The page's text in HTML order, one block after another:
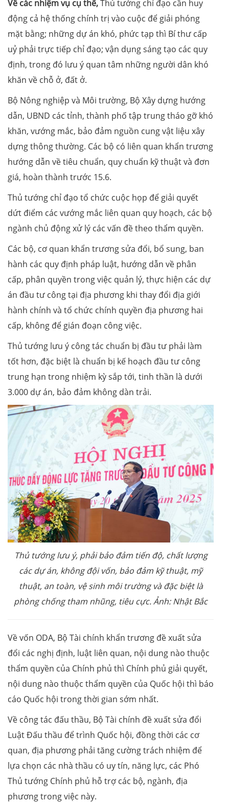
Về các nhiệm vụ cụ thể,Thủ tướng chỉ đạo cần huy
động cả hệ thống chính trị vào cuộc để giải phóng
mặt bằng; những dự án khó, phức tạp thì Bí thư cấp
uỷ phải trực tiếp chỉ đạo; vận dụng sáng tạo các quy
định, trong đó lưu ý quan tâm những người dân khó
khăn về chỗ ở, đất ở.
Bộ Nông nghiệp và Môi trường, Bộ Xây dựng hướng
dẫn, UBND các tỉnh, thành phố tập trung tháo gỡ khó
khăn, vướng mắc, bảo đảm nguồn cung vật liệu xây
dựng thông thường. Các bộ có liên quan khẩn trương
hướng dẫn về tiêu chuẩn, quy chuẩn kỹ thuật và đơn
giá, hoàn thành trước 15.6.
Thủ tướng chỉ đạo tổ chức cuộc họp để giải quyết
dứt điểm các vướng mắc liên quan quy hoạch, các bộ
ngành chủ động xử lý các vấn đề theo thẩm quyền.
Các bộ, cơ quan khẩn trương sửa đổi, bổ sung, ban
hành các quy định pháp luật, hướng dẫn về phân
cấp, phân quyền trong việc quản lý, thực hiện các dự
án đầu tư công tại địa phương khi thay đổi địa giới
hành chính và tổ chức chính quyền địa phương hai
cấp, không để gián đoạn công việc.
Thủ tướng lưu ý công tác chuẩn bị đầu tư phải làm
tốt hơn, đặc biệt là chuẩn bị kế hoạch đầu tư công
trung hạn trong nhiệm kỳ sắp tới, tinh thần là dưới
3.000 dự án, bảo đảm không dàn trải.
Thủ tướng lưu ý, phải bảo đảm tiến độ, chất lượng
các dự án, không đội vốn, bảo đảm kỹ thuật, mỹ
thuật, an toàn, vệ sinh môi trường và đặc biệt là
phòng chống tham nhũng, tiêu cực. Ảnh: Nhật Bắc
Về vốn ODA, Bộ Tài chính khẩn trương đề xuất sửa
đổi các nghị định, luật liên quan, nội dung nào thuộc
thẩm quyền của Chính phủ thì Chính phủ giải quyết,
nội dung nào thuộc thẩm quyền của Quốc hội thì báo
cáo Quốc hội trong thời gian sớm nhất.
Về công tác đấu thầu, Bộ Tài chính đề xuất sửa đổi
Luật Đấu thầu để trình Quốc hội, đồng thời các cơ
quan, địa phương phải tăng cường trách nhiệm để
lựa chọn các nhà thầu có uy tín, năng lực, các Phó
Thủ tướng Chính phủ hỗ trợ các bộ, ngành, địa
phương trong việc này.